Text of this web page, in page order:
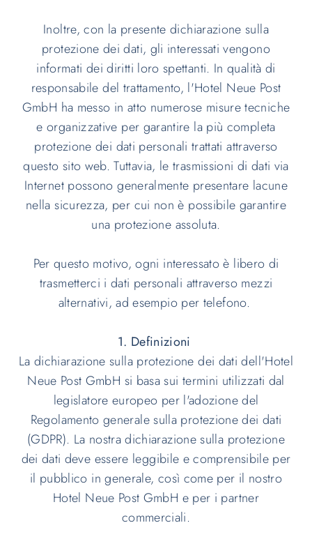
Inoltre, con la presente dichiarazione sulla
protezione dei dati, gli interessati vengono
informati dei diritti loro spettanti. In qualità di
responsabile del trattamento, l'Hotel Neue Post
GmbH ha messo in atto numerose misure tecniche
e organizzative per garantire la più completa
protezione dei dati personali trattati attraverso
questo sito web. Tuttavia, le trasmissioni di dati via
Internet possono generalmente presentare lacune
nella sicurezza, per cui non è possibile garantire
una protezione assoluta.
Per questo motivo, ogni interessato è libero di
trasmetterci i dati personali attraverso mezzi
alternativi, ad esempio per telefono.
1. Definizioni
La dichiarazione sulla protezione dei dati dell'Hotel
Neue Post GmbH si basa sui termini utilizzati dal
legislatore europeo per l'adozione del
Regolamento generale sulla protezione dei dati
(GDPR). La nostra dichiarazione sulla protezione
dei dati deve essere leggibile e comprensibile per
il pubblico in generale, così come per il nostro
Hotel Neue Post GmbH e per i partner
commerciali.